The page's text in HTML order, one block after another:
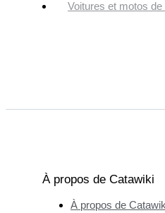
Voitures et motos
À propos de Catawiki
À propos de